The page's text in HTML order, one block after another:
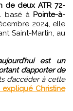
de deux ATR 72-
basé à Pointe-à-
2024, elle
Saint-Martin, au
est un
d’apporter de
d’accéder à cette
expliqué Christine